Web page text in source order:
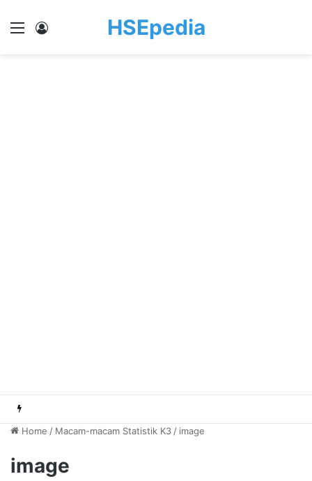
Menu HSEpedia
Home / Macam-macam Statistik K3 / image
image